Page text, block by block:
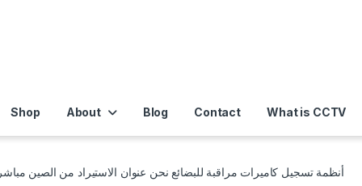
Shop About Blog Contact What is CCTV
أنظمة تسجيل كاميرات مراقبة للبضائع نحن عنوان الاستيراد من الصين